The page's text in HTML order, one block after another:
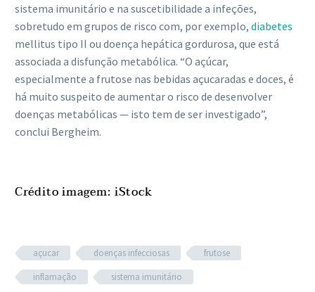
sistema imunitário e na suscetibilidade a infeções,
sobretudo em grupos de risco com, por exemplo, diabetes
mellitus tipo II ou doença hepática gordurosa, que está
associada a disfunção metabólica. “O açúcar,
especialmente a frutose nas bebidas açucaradas e doces, é
há muito suspeito de aumentar o risco de desenvolver
doenças metabólicas — isto tem de ser investigado”,
conclui Bergheim.
Crédito imagem: iStock
açucar doenças infecciosas
frutose
inflamação
sistema imunitário